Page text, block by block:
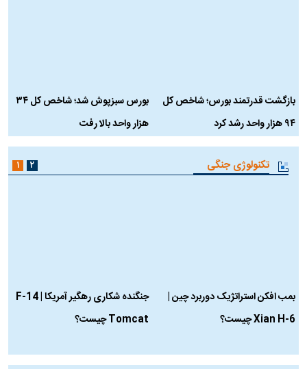
بازگشت قدرتمند بورس؛ شاخص کل
۹۴ هزار واحد رشد کرد
بورس سبزپوش شد؛ شاخص کل ۳۴
هزار واحد بالا رفت
تکنولوژی جنگی
بمب افکن استراتژیک دوربرد چین |
Xian H-6 چیست؟
جنگنده شکاری رهگیر آمریکا | F-14
Tomcat چیست؟
۱ ۲